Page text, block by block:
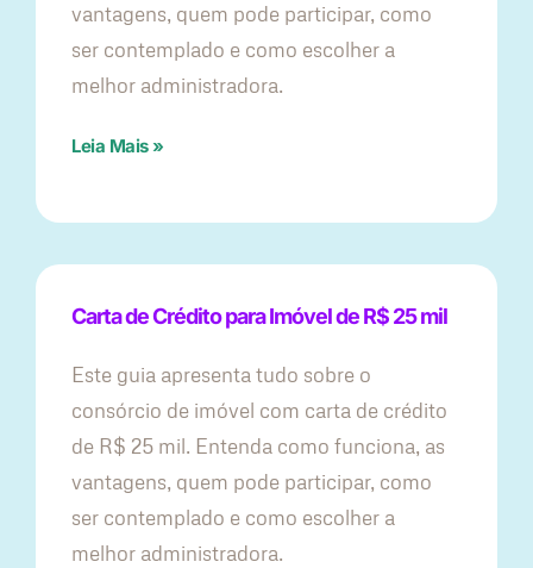
vantagens, quem pode participar, como
ser contemplado e como escolher a
melhor administradora.
Leia Mais »
Carta de Crédito para Imóvel de R$ 25 mil
Este guia apresenta tudo sobre o
consórcio de imóvel com carta de crédito
de R$ 25 mil. Entenda como funciona, as
vantagens, quem pode participar, como
ser contemplado e como escolher a
melhor administradora.